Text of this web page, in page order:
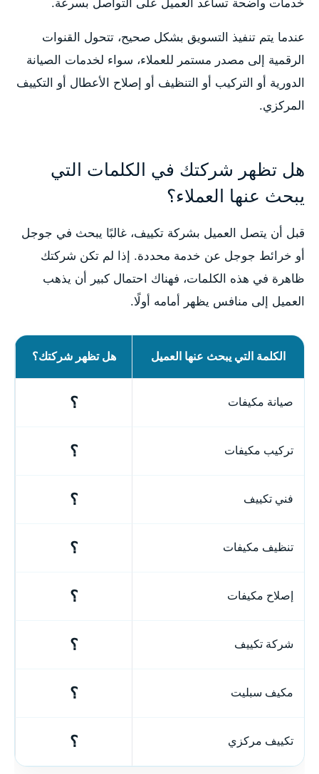
خدمات واضحة تساعد العميل على التواصل بسرعة.
عندما يتم تنفيذ التسويق بشكل صحيح، تتحول القنوات
الرقمية إلى مصدر مستمر للعملاء، سواء لخدمات الصيانة
الدورية أو التركيب أو التنظيف أو إصلاح الأعطال أو التكييف
المركزي.
هل تظهر شركتك في الكلمات التي
يبحث عنها العملاء؟
قبل أن يتصل العميل بشركة تكييف، غالبًا يبحث في جوجل
أو خرائط جوجل عن خدمة محددة. إذا لم تكن شركتك
ظاهرة في هذه الكلمات، فهناك احتمال كبير أن يذهب
العميل إلى منافس يظهر أمامه أولًا.
الكلمة التي يبحث عنها العميل هل تظهر شركتك؟
صيانة مكيفات ؟
تركيب مكيفات ؟
فني تكييف ؟
تنظيف مكيفات ؟
إصلاح مكيفات ؟
شركة تكييف ؟
مكيف سبليت ؟
تكييف مركزي ؟